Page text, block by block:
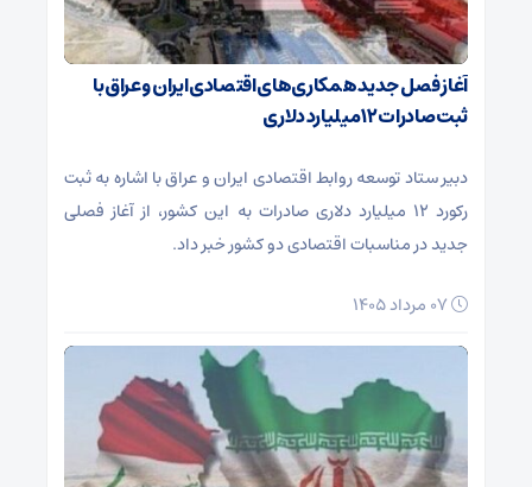
آغاز فصل جدید همکاری‌های اقتصادی ایران و عراق با
ثبت صادرات ۱۲ میلیارد دلاری
دبیر ستاد توسعه روابط اقتصادی ایران و عراق با اشاره به ثبت
رکورد ۱۲ میلیارد دلاری صادرات به این کشور، از آغاز فصلی
جدید در مناسبات اقتصادی دو کشور خبر داد.